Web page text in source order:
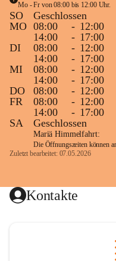
Mo - Fr von 08:00 bis 12:00 Uhr.
SO
Geschlossen
MO 08:00 - 12:00
14:00
- 17:00
DI
08:00 - 12:00
14:00
- 17:00
MI
08:00 - 12:00
14:00
- 17:00
DO
08:00 - 12:00
FR
08:00 - 12:00
14:00
- 17:00
SA
Geschlossen
Mariä Himmelfahrt:
Die Öffnungszeiten können
Zuletzt bearbeitet: 07.05.2026
Kontakte